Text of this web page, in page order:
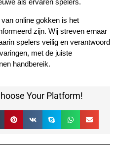
als ervaren spelers.
online gokken is het
zijn. Wij streven ernaar
spelers veilig en verantwoord
met de juiste
handbereik.
Your Platform!